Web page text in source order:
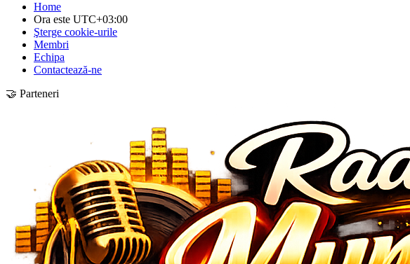
Home
Ora este UTC+03:00
Şterge cookie-urile
Membri
Echipa
Contactează-ne
🤝 Parteneri